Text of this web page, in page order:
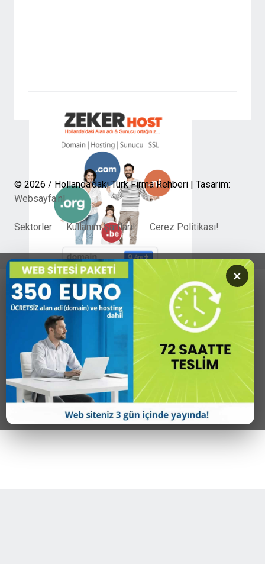
© 2026 / Hollanda'daki Türk Firma Rehberi | Tasarim:
Websayfa.nl
Sektorler Kullanım Şartları! Cerez Politikası!
×